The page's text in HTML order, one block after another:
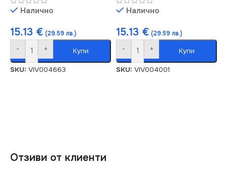
Налично
15.13 € (29.59 лв.)
- + Купи
SKU: VIV004663
Налично
15.13 € (29.59 лв.)
- + Купи
SKU: VIV004001
Отзиви от клиенти